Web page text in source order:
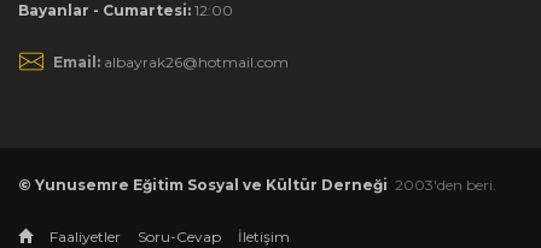
Bayanlar - Cumartesi: 12:00
Email: albayrak26@hotmail.com
© Yunusemre Eğitim Sosyal ve Kültür Derneği 2003'den beri.
Faaliyetler Soru-Cevap İletişim